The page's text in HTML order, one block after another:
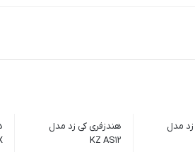
مدل
هندزفری کی زد مدل
KZ AS12